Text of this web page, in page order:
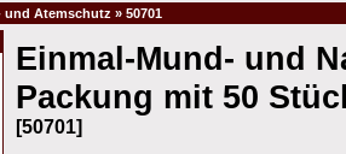
und Atemschutz » 50701
Einmal-Mund- und
Packung mit 50
[50701]